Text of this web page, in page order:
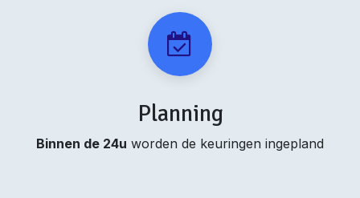
Planning
Binnen de 24u worden de keuringen ingepland